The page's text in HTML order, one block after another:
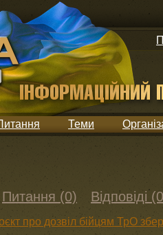
Теми
Питання (0) Відповіді
про дозвіл бійцям ТрО